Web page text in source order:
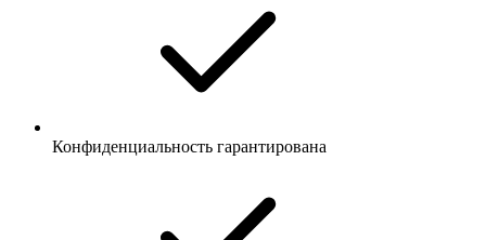
Конфиденциальность гарантирована